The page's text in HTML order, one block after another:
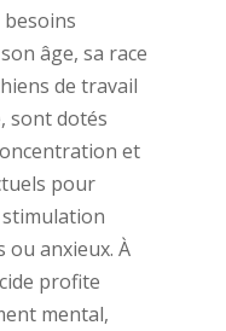
besoins
âge, sa race
de travail
sont dotés
et
pour
stimulation
anxieux. À
profite
mental,